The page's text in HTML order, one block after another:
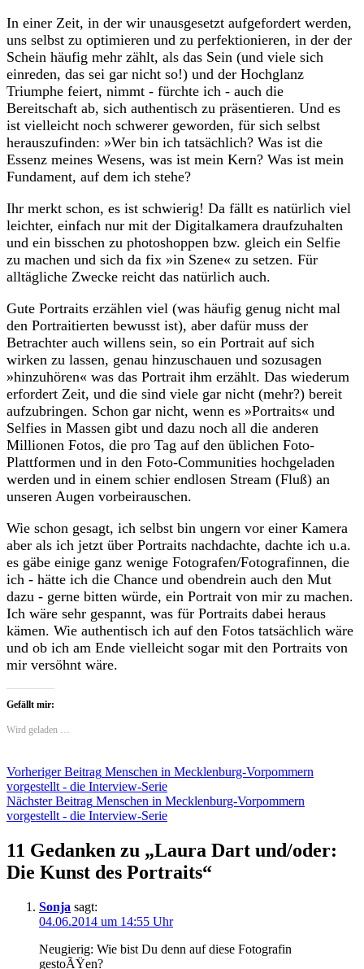
In einer Zeit, in der wir unausgesetzt aufgefordert werden,
uns selbst zu optimieren und zu perfektionieren, in der der
Schein häufig mehr zählt, als das Sein (und viele sich
einreden, das sei gar nicht so!) und der Hochglanz
Triumphe feiert, nimmt - fürchte ich - auch die
Bereitschaft ab, sich authentisch zu präsentieren. Und es
ist vielleicht noch schwerer geworden, für sich selbst
herauszufinden: »Wer bin ich tatsächlich? Was ist die
Essenz meines Wesens, was ist mein Kern? Was ist mein
Fundament, auf dem ich stehe?
Ihr merkt schon, es ist schwierig! Da fällt es natürlich viel
leichter, einfach nur mit der Digitalkamera draufzuhalten
und ein bisschen zu photoshoppen bzw. gleich ein Selfie
zu machen und sich da fix »in Szene« zu setzen. Für
alltägliche Zwecke reicht das natürlich auch.
Gute Portraits erzählen viel (was häufig genug nicht mal
den Portraitierten bewusst ist), aber dafür muss der
Betrachter auch willens sein, so ein Portrait auf sich
wirken zu lassen, genau hinzuschauen und sozusagen
»hinzuhören« was das Portrait ihm erzählt. Das wiederum
erfordert Zeit, und die sind viele gar nicht (mehr?) bereit
aufzubringen. Schon gar nicht, wenn es »Portraits« und
Selfies in Massen gibt und dazu noch all die anderen
Millionen Fotos, die pro Tag auf den üblichen Foto-
Plattformen und in den Foto-Communities hochgeladen
werden und in einem schier endlosen Stream (Fluß) an
unseren Augen vorbeirauschen.
Wie schon gesagt, ich selbst bin ungern vor einer Kamera
aber als ich jetzt über Portraits nachdachte, dachte ich u.a.
es gäbe einige ganz wenige Fotografen/Fotografinnen, die
ich - hätte ich die Chance und obendrein auch den Mut
dazu - gerne bitten würde, ein Portrait von mir zu machen.
Ich wäre sehr gespannt, was für Portraits dabei heraus
kämen. Wie authentisch ich auf den Fotos tatsächlich wäre
und ob ich am Ende vielleicht sogar mit den Portraits von
mir versöhnt wäre.
Gefällt mir:
Wird geladen …
Beitragsnavigation
Vorheriger Beitrag Menschen in Mecklenburg-Vorpommern
vorgestellt - die Interview-Serie
Nächster Beitrag Menschen in Mecklenburg-Vorpommern
vorgestellt - die Interview-Serie
11 Gedanken zu „Laura Dart und/oder:
Die Kunst des Portraits“
Sonja sagt:
04.06.2014 um 14:55 Uhr
Neugierig: Wie bist Du denn auf diese Fotografin
gestoÃŸen?